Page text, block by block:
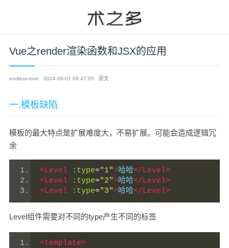
Vue之render渲染函数和JSX的应用
endless-love 2024-09-01 06:47:05 原文
一.模板缺陷
模板的最大特点是扩展难度大，不易扩展。可能会造成逻辑冗
余
<Level : type="1">哈哈</Level>
<Level : type="2">哈哈</Level>
<Level : type="3">哈哈</Level>
Level组件需要对不同的type产生不同的标签
<template>